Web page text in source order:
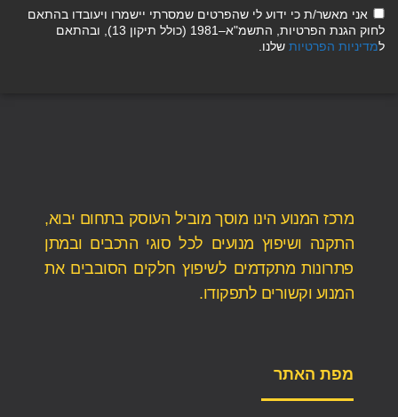
אני מאשר/ת כי ידוע לי שהפרטים שמסרתי יישמרו ויעובדו בהתאם
לחוק הגנת הפרטיות, התשמ"א–1981 (כולל תיקון 13), ובהתאם
למדיניות הפרטיות שלנו.
מרכז המנוע הינו מוסך מוביל העוסק בתחום יבוא,
התקנה ושיפוץ מנועים לכל סוגי הרכבים ובמתן
פתרונות מתקדמים לשיפוץ חלקים הסובבים את
המנוע וקשורים לתפקודו.
מפת האתר